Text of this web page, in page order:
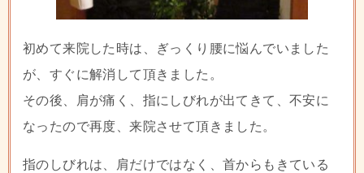
初めて来院した時は、ぎっくり腰に悩んでいました
が、すぐに解消して頂きました。
その後、肩が痛く、指にしびれが出てきて、不安に
なったので再度、来院させて頂きました。
指のしびれは、肩だけではなく、首からもきている